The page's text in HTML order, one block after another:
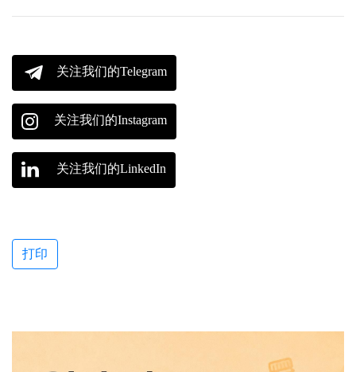
关注我们的Telegram
关注我们的Instagram
关注我们的LinkedIn
打印